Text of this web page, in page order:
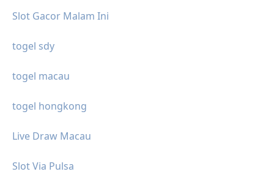
Slot Gacor Malam Ini
togel sdy
togel macau
togel hongkong
Live Draw Macau
Slot Via Pulsa